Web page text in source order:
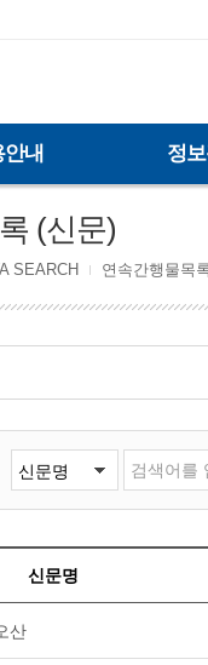
내 정
(신문)
SEARCH 연속간행물목
신문명
산